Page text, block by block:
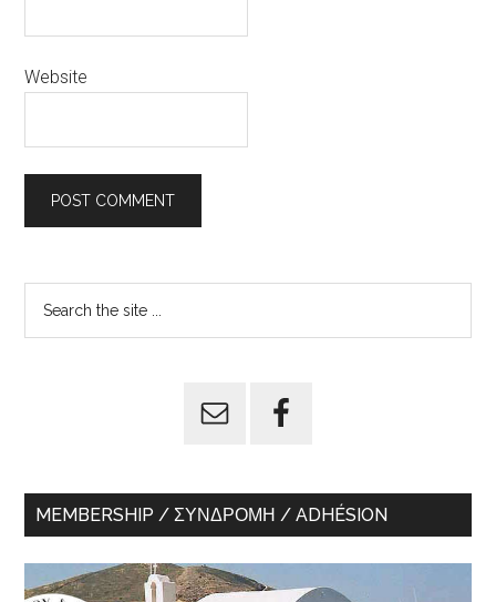
Website
Primary
Sidebar
MEMBERSHIP / ΣΥΝΔΡΟΜΉ / ADHÉSION